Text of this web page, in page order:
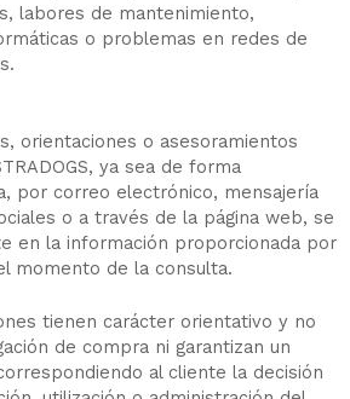
labores de mantenimiento,
o problemas en redes de
orientaciones o asesoramientos
ya sea de forma
por correo electrónico, mensajería
o a través de la página web, se
en la información proporcionada por
momento de la consulta.
tienen carácter orientativo y no
de compra ni garantizan un
al cliente la decisión